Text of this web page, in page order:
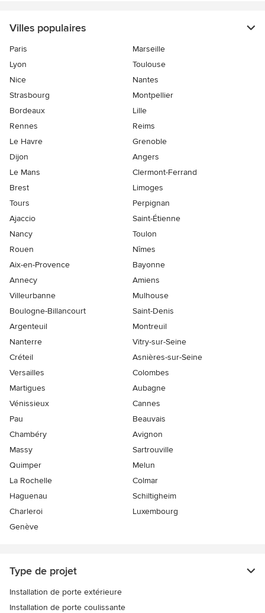
Villes populaires
Paris
Marseille
Lyon
Toulouse
Nice
Nantes
Strasbourg
Montpellier
Bordeaux
Lille
Rennes
Reims
Le Havre
Grenoble
Dijon
Angers
Le Mans
Clermont-Ferrand
Brest
Limoges
Tours
Perpignan
Ajaccio
Saint-Étienne
Nancy
Toulon
Rouen
Nîmes
Aix-en-Provence
Bayonne
Annecy
Amiens
Villeurbanne
Mulhouse
Boulogne-Billancourt
Saint-Denis
Argenteuil
Montreuil
Nanterre
Vitry-sur-Seine
Créteil
Asnières-sur-Seine
Versailles
Colombes
Martigues
Aubagne
Vénissieux
Cannes
Pau
Beauvais
Chambéry
Avignon
Massy
Sartrouville
Quimper
Melun
La Rochelle
Colmar
Haguenau
Schiltigheim
Charleroi
Luxembourg
Genève
Type de projet
Installation de porte extérieure
Installation de porte coulissante